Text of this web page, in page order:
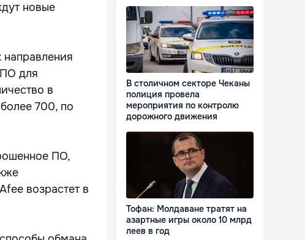
новые
для
в
700, по
ПО,
возрастет в
В столичном секторе Чеканы
полиция провела
мероприятия по контролю
дорожного движения
Тофан: Молдаване тратят на
азартные игры около 10 млрд
леев в год